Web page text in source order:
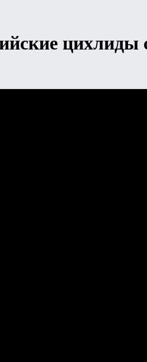
цихлиды